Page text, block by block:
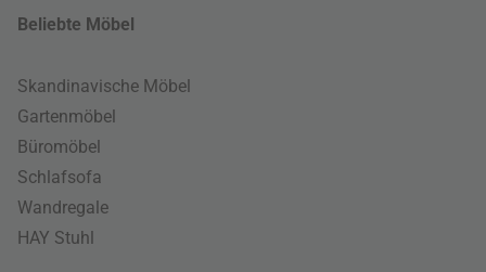
Beliebte Möbel
Skandinavische Möbel
Gartenmöbel
Büromöbel
Schlafsofa
Wandregale
HAY Stuhl